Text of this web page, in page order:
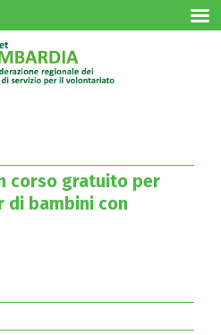
corso gratuito per
di bambini con